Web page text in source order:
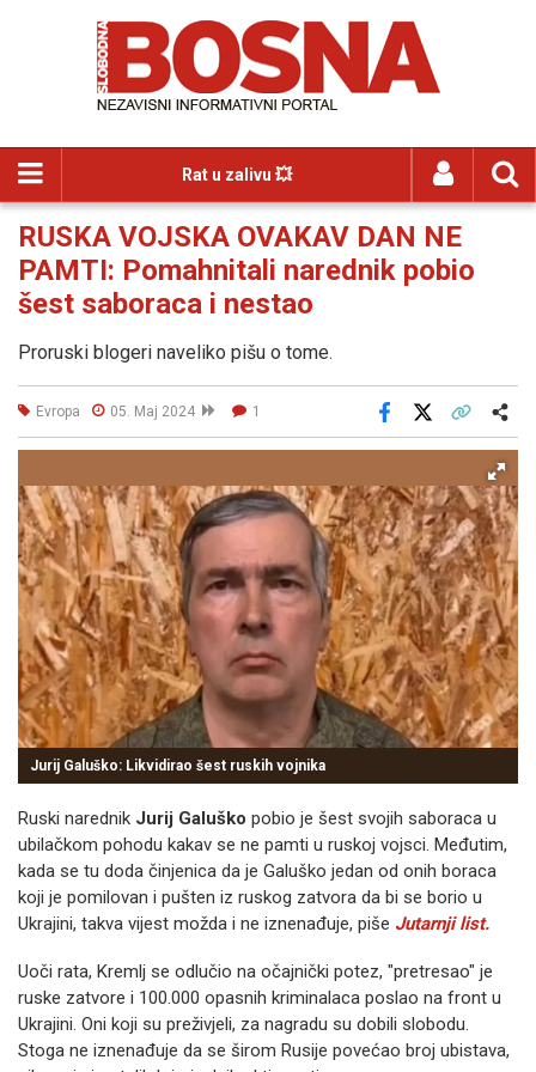
Rat u zalivu 💥
RUSKA VOJSKA OVAKAV DAN NE
PAMTI: Pomahnitali narednik pobio
šest saboraca i nestao
Proruski blogeri naveliko pišu o tome.
Evropa 05. Maj 2024 1
Facebook
Jurij Galuško: Likvidirao šest ruskih vojnika
Ruski narednik Jurij Galuško pobio je šest svojih saboraca u
ubilačkom pohodu kakav se ne pamti u ruskoj vojsci. Međutim,
kada se tu doda činjenica da je Galuško jedan od onih boraca
koji je pomilovan i pušten iz ruskog zatvora da bi se borio u
Ukrajini, takva vijest možda i ne iznenađuje, piše Jutarnji list.
Uoči rata, Kremlj se odlučio na očajnički potez, "pretresao" je
ruske zatvore i 100.000 opasnih kriminalaca poslao na front u
Ukrajini. Oni koji su preživjeli, za nagradu su dobili slobodu.
Stoga ne iznenađuje da se širom Rusije povećao broj ubistava,